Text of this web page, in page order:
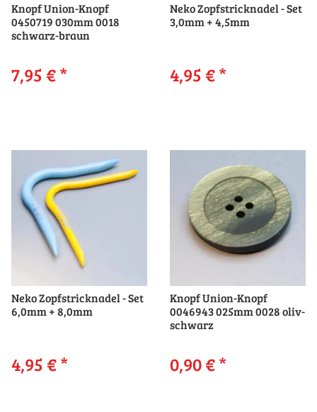
Knopf Union-Knopf
0450719 030mm 0018
schwarz-braun
7,95 €*
Neko Zopfstricknadel - Set
3,0mm + 4,5mm
4,95 €*
Neko Zopfstricknadel - Set
6,0mm + 8,0mm
4,95 €*
Knopf Union-Knopf
0046943 025mm 0028 oliv-
schwarz
0,90 €*